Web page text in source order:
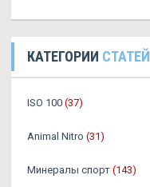
КАТЕГОРИИ СТАТЕЙ
ISO 100 (37)
Animal Nitro (31)
Минералы спорт (143)